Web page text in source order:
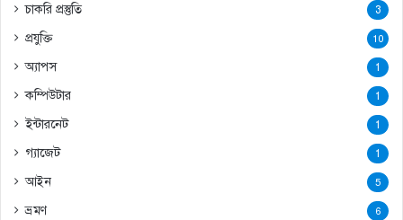
চাকরি প্রস্তুতি 3
প্রযুক্তি 10
অ্যাপস 1
কম্পিউটার 1
ইন্টারনেট 1
গ্যাজেট 1
আইন 5
ভ্রমণ 6